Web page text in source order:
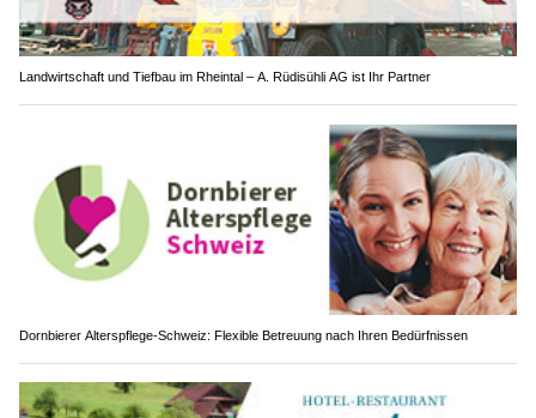
Landwirtschaft und Tiefbau im Rheintal – A. Rüdisühli AG ist Ihr Partner
Dornbierer Alterspflege-Schweiz: Flexible Betreuung nach Ihren Bedürfnissen